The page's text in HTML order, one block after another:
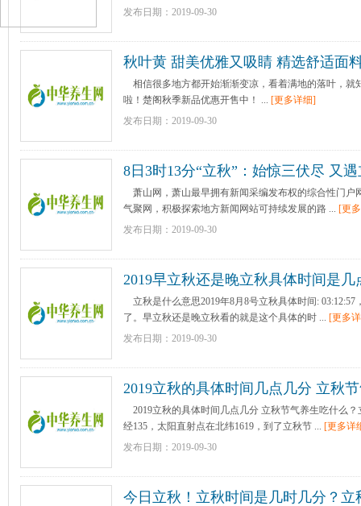
发布日期：2019-09-30
秋叶黄 甜美优雅又吸睛 精选舒适面
相信很多地方都开始渐渐变凉，看着满地的落叶，就
啦！楚阁秋季新品优惠开售中！ ... [更多详细]
发布日期：2019-09-30
8日3时13分“立秋”：始惊三伏尽 又
萧山网，萧山最早拥有新闻采编发布权的综合性门户
气聚网，积极探索地方新闻网站可持续发展的路 ... [更
发布日期：2019-09-30
2019早立秋还是晚立秋具体时间是几
信祝福语（2）
立秋是什么意思2019年8月8号立秋具体时间:
了。早立秋还是晚立秋看的就是这个具体的时 ... [更多
发布日期：2019-09-30
2019立秋的具体时间几点几分 立秋
天气还热吗？
2019立秋的具体时间几点几分 立秋节气养生吃什么
经135，太阳直射点在北纬1619，到了立秋节 ... [更多详
发布日期：2019-09-30
今日立秋！立秋时间是几时几分？